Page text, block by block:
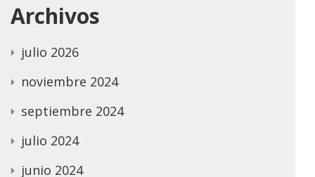
Archivos
julio 2026
noviembre 2024
septiembre 2024
julio 2024
junio 2024